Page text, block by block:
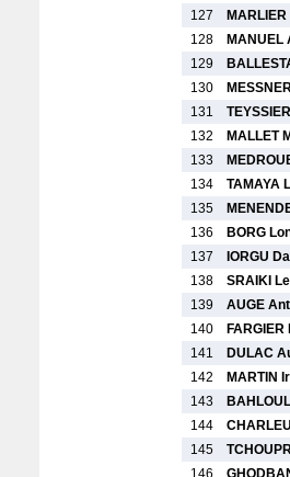
127
128
MANUEL
129
130
131
132
MALLET
133
134
TAMAYA
135
136
BORG
137
IORGU
138
SRAIKI
139
AUGE
140
141
DULAC
142
MARTIN
143
144
145
146